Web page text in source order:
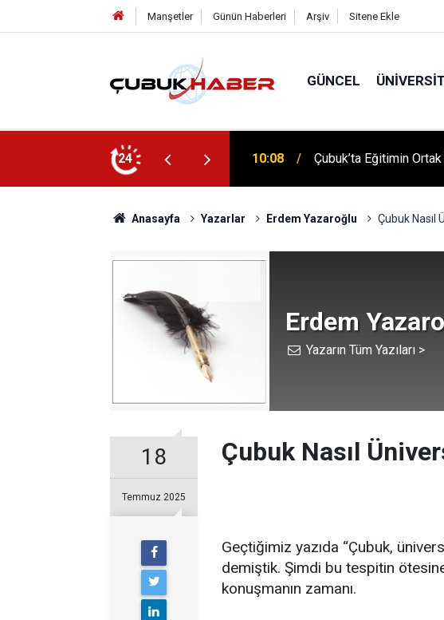
Manşetler Günün Haberleri Arşiv Sitene Ekle
GÜNCEL
24 12:06 ÇUBUK’TA ‘YAZA
Anasayfa Yazarlar Erdem Yazaroğlu Çubuk Nasıl
Erdem
Yazarın Tüm Yazıları >
18
Temmuz 2025
Çubuk Nasıl
Geçtiğimiz yazıda “Çubuk,
demiştik. Şimdi bu tespitin
konuşmanın zamanı.